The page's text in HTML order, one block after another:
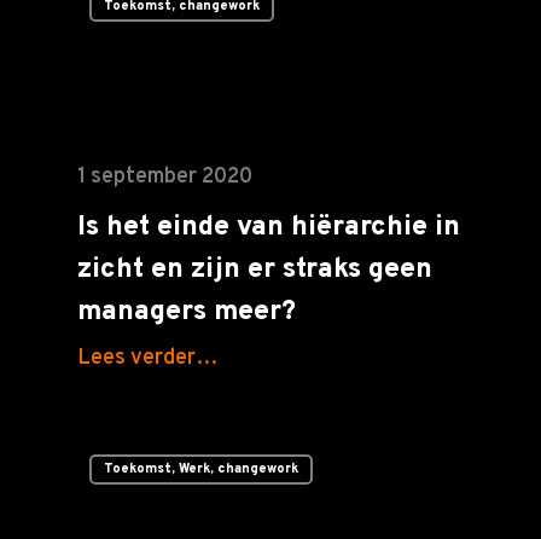
Toekomst, changework
1 september 2020
Is het einde van hiërarchie in
zicht en zijn er straks geen
managers meer?
Lees verder…
Toekomst, Werk, changework